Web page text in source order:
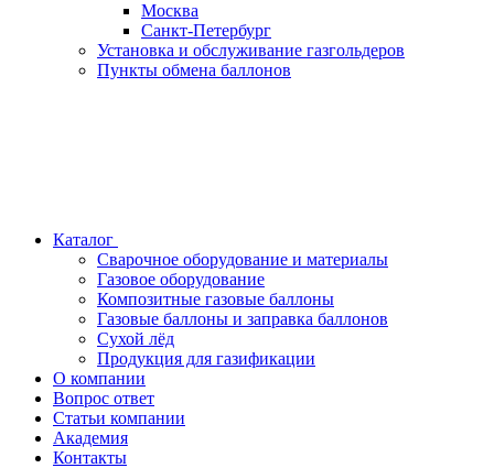
Москва
Санкт-Петербург
Установка и обслуживание газгольдеров
Пункты обмена баллонов
Каталог
Сварочное оборудование и материалы
Газовое оборудование
Композитные газовые баллоны
Газовые баллоны и заправка баллонов
Сухой лёд
Продукция для газификации
О компании
Вопрос ответ
Статьи компании
Академия
Контакты